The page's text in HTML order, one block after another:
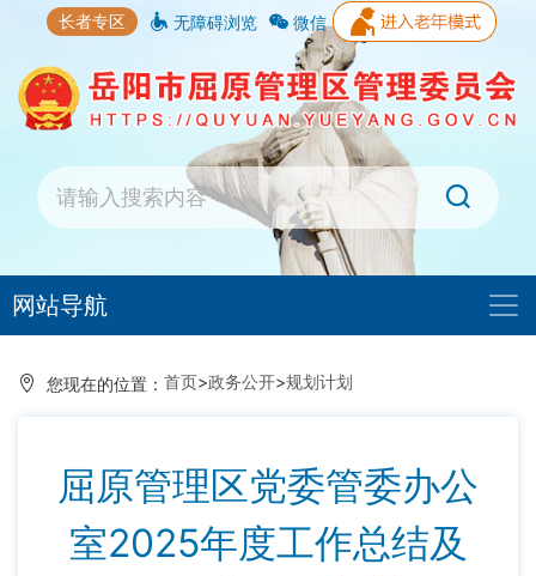
长者专区 无障碍浏览 微信
网站导航
您现在的位置： 首页>政务公开>规划计划
屈原管理区党委管委办公
室2025年度工作总结及